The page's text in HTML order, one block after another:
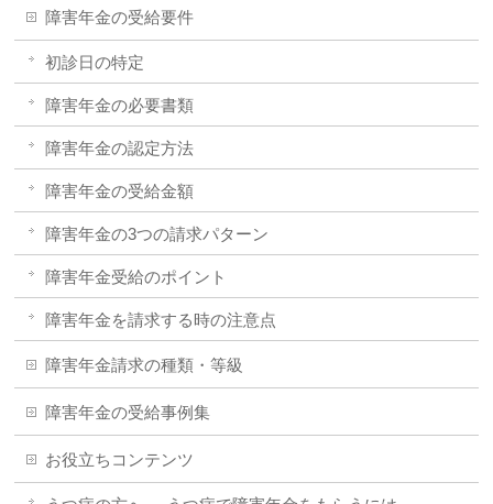
障害年金の受給要件
初診日の特定
障害年金の必要書類
障害年金の認定方法
障害年金の受給金額
障害年金の3つの請求パターン
障害年金受給のポイント
障害年金を請求する時の注意点
障害年金請求の種類・等級
障害年金の受給事例集
お役立ちコンテンツ